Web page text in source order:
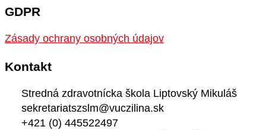
GDPR
Zásady ochrany osobných údajov
Kontakt
Stredná zdravotnícka škola Liptovský Mikuláš
sekretariatszslm@vuczilina.sk
+421 (0) 445522497